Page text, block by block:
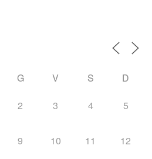
G V S D
2 3 4 5
9 10 11 12